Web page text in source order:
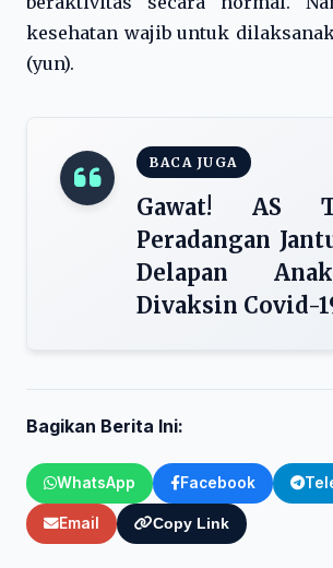
kesehatan wajib untuk
(yun).
BACA JUGA
Gawat! AS
Peradangan
Delapan
Divaksin Covid-
Bagikan Berita Ini:
WhatsApp Facebook
Email Copy Link